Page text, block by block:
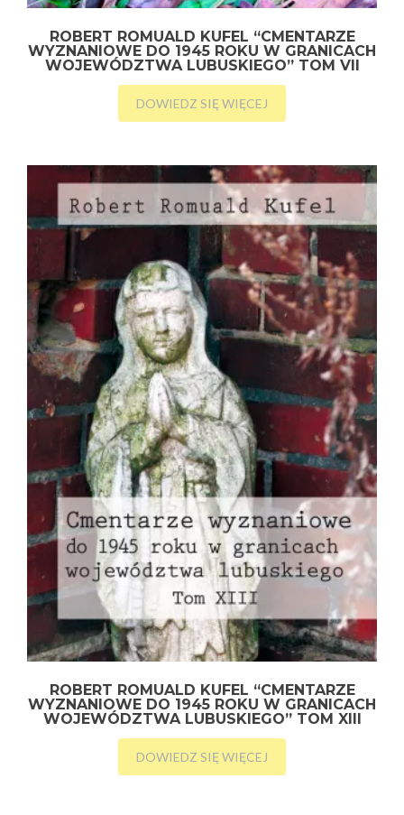
ROBERT ROMUALD KUFEL “CMENTARZE
WYZNANIOWE DO 1945 ROKU W GRANICACH
WOJEWÓDZTWA LUBUSKIEGO” TOM VII
DOWIEDZ SIĘ WIĘCEJ
ROBERT ROMUALD KUFEL “CMENTARZE
WYZNANIOWE DO 1945 ROKU W GRANICACH
WOJEWÓDZTWA LUBUSKIEGO” TOM XIII
DOWIEDZ SIĘ WIĘCEJ